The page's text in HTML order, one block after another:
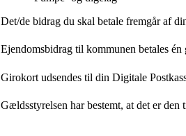
Det/de bidrag du skal betale fremgår af
Ejendomsbidrag til kommunen betales
Girokort udsendes til din Digitale
Gældsstyrelsen har bestemt, at det er